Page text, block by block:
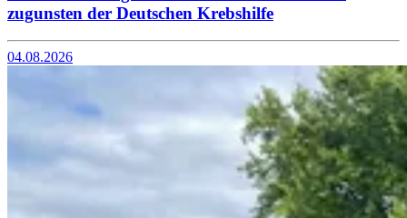
zugunsten der Deutschen Krebshilfe
04.08.2026